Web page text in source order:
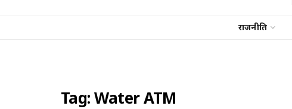
राजनीति
Tag:Water ATM